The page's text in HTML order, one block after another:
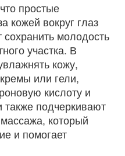
простые
кожей вокруг глаз
молодость
участка. В
кожу,
или гели,
кислоту и
подчеркивают
который
и помогает